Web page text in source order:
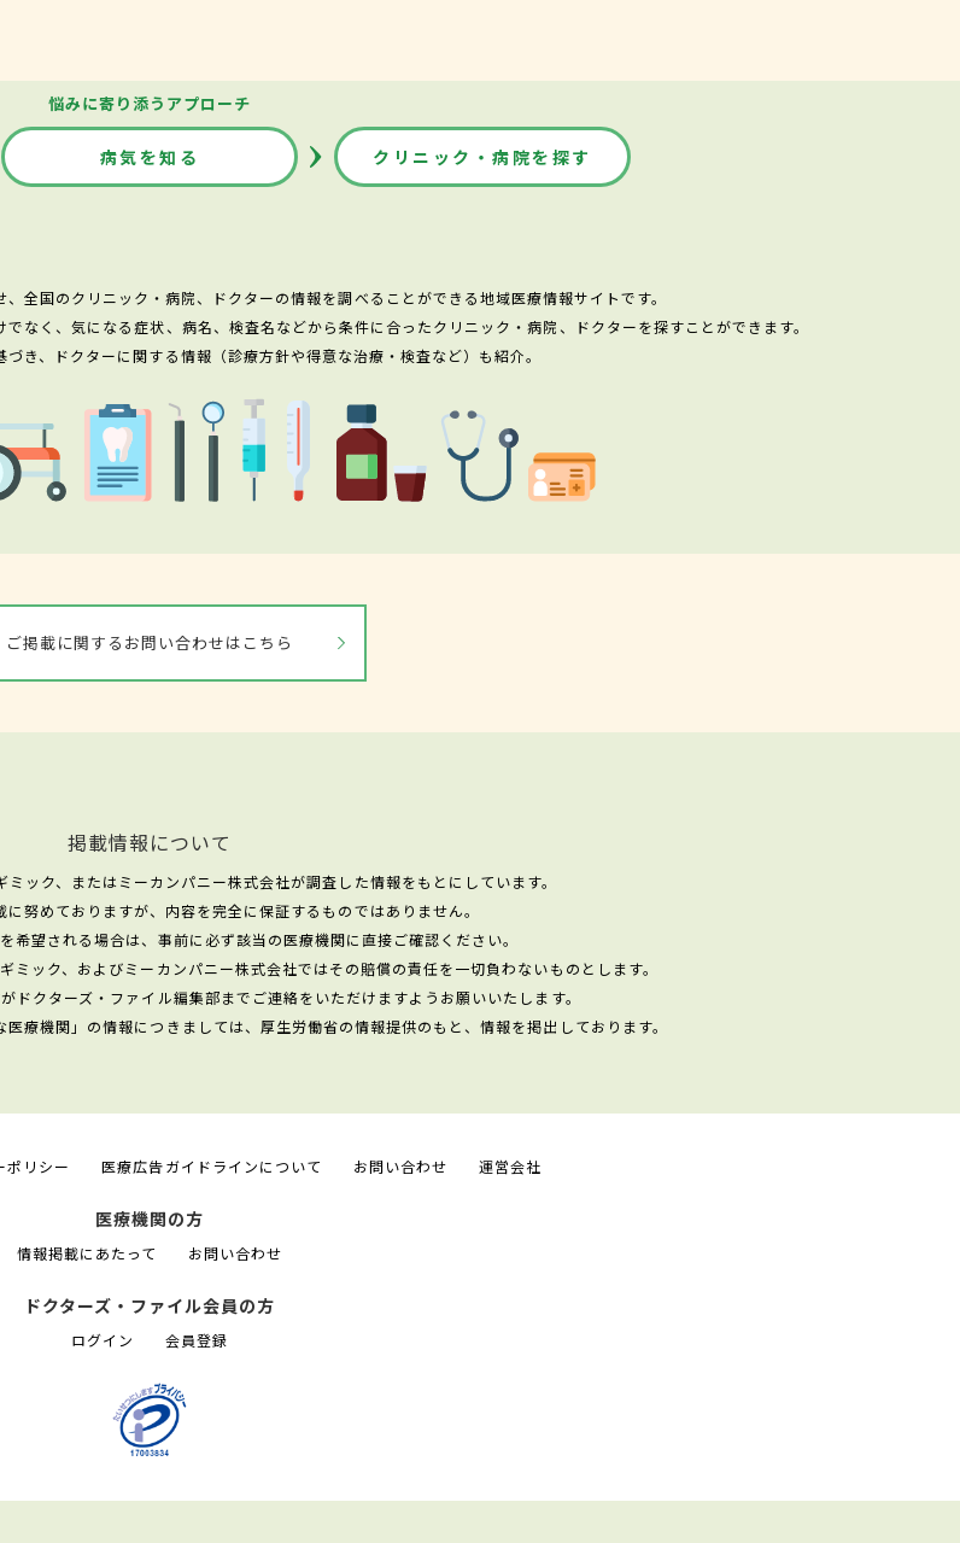
悩みに寄り添うアプローチ
病気を知る クリニック・病院を探す
全国のクリニック・病院、ドクターの情報を調べることができる地域医療情報サイトです。
なく、気になる症状、病名、検査名などから条件に合ったクリニック・病院、ドクターを探すことができます。
き、ドクターに関する情報（診療方針や得意な治療・検査など）も紹介。
ご掲載に関するお問い合わせはこちら
掲載情報について
ック、またはミーカンパニー株式会社が調査した情報をもとにしています。
努めておりますが、内容を完全に保証するものではありません。
希望される場合は、事前に必ず該当の医療機関に直接ご確認ください。
ミック、およびミーカンパニー株式会社ではその賠償の責任を一切負わないものとします。
ドクターズ・ファイル編集部までご連絡をいただけますようお願いいたします。
療機関」の情報につきましては、厚生労働省の情報提供のもと、情報を掲出しております。
ポリシー 医療広告ガイドラインについて お問い合わせ 運営会社
医療機関の方
情報掲載にあたって お問い合わせ
ドクターズ・ファイル会員の方
ログイン 会員登録